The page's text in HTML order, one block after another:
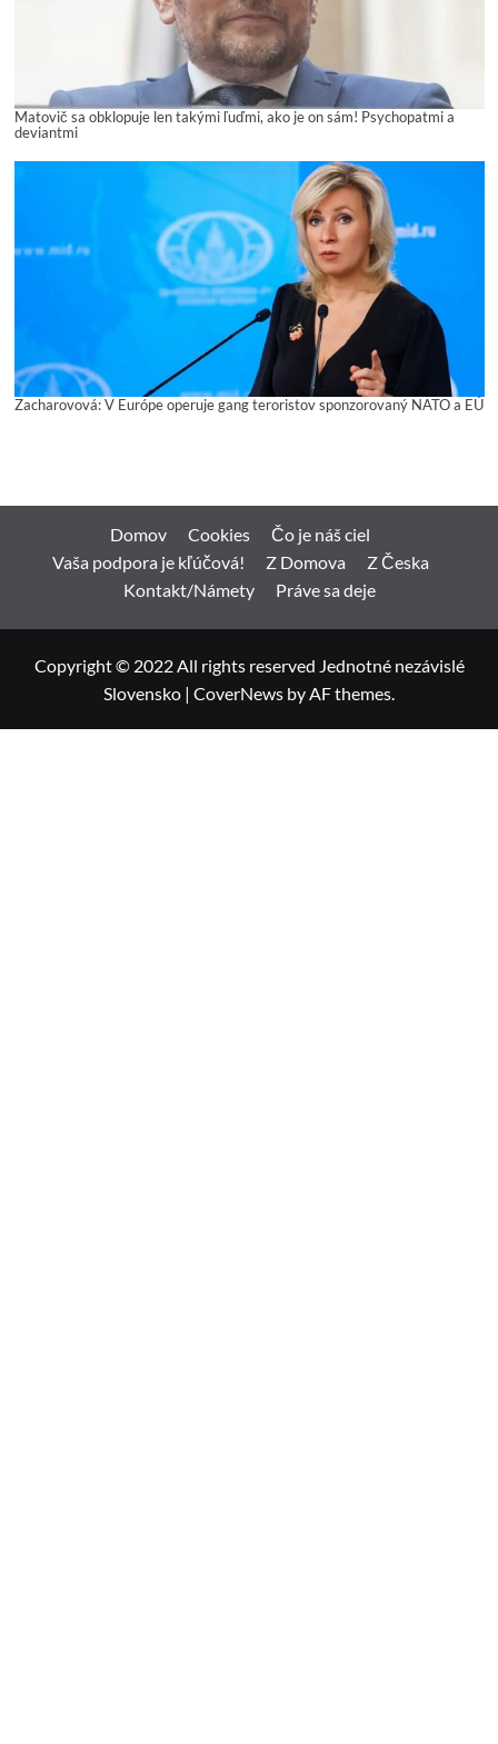
Matovič sa obklopuje len takými ľuďmi, ako je on sám! Psychopatmi a
deviantmi
Zacharovová: V Európe operuje gang teroristov sponzorovaný NATO a EÚ
Domov Cookies
Čo je náš ciel
Vaša podpora je kľúčová!
Z Domova
Z Česka
Kontakt/Námety
Práve sa deje
Copyright © 2022 All rights reserved Jednotné nezávislé
Slovensko | CoverNews by AF themes.